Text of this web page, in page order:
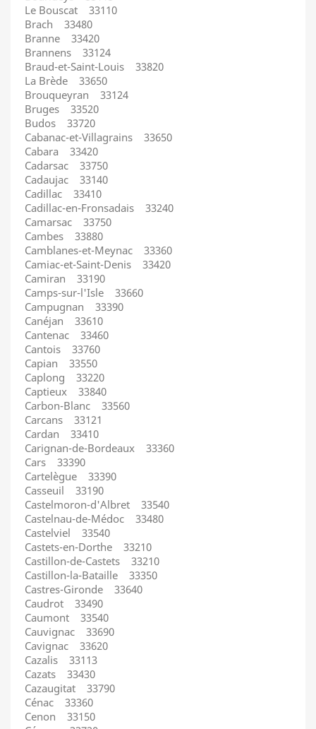
Le Bouscat 33110
Brach 33480
Branne 33420
Brannens 33124
Braud-et-Saint-Louis 33820
La Brède 33650
Brouqueyran 33124
Bruges 33520
Budos 33720
Cabanac-et-Villagrains 33650
Cabara 33420
Cadarsac 33750
Cadaujac 33140
Cadillac 33410
Cadillac-en-Fronsadais 33240
Camarsac 33750
Cambes 33880
Camblanes-et-Meynac 33360
Camiac-et-Saint-Denis 33420
Camiran 33190
Camps-sur-l'Isle 33660
Campugnan 33390
Canéjan 33610
Cantenac 33460
Cantois 33760
Capian 33550
Caplong 33220
Captieux 33840
Carbon-Blanc 33560
Carcans 33121
Cardan 33410
Carignan-de-Bordeaux 33360
Cars 33390
Cartelègue 33390
Casseuil 33190
Castelmoron-d'Albret 33540
Castelnau-de-Médoc 33480
Castelviel 33540
Castets-en-Dorthe 33210
Castillon-de-Castets 33210
Castillon-la-Bataille 33350
Castres-Gironde 33640
Caudrot 33490
Caumont 33540
Cauvignac 33690
Cavignac 33620
Cazalis 33113
Cazats 33430
Cazaugitat 33790
Cénac 33360
Cenon 33150